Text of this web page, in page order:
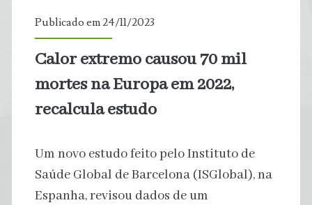
Publicado em 24/11/2023
Calor extremo causou 70 mil
mortes na Europa em 2022,
recalcula estudo
Um novo estudo feito pelo Instituto de
Saúde Global de Barcelona (ISGlobal), na
Espanha, revisou dados de um